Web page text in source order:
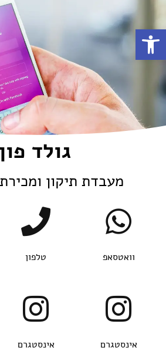
Open toolbar
גולד פון
מעבדת תיקון
וואטסאפ טלפון
אינסטגרם אינסטגרם